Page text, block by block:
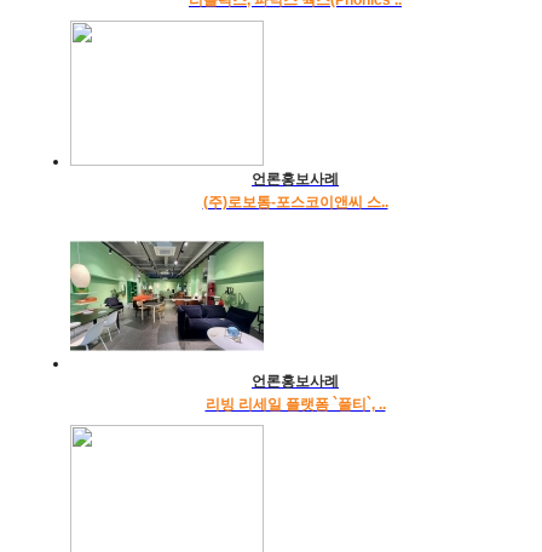
언론홍보사례
(주)로보톰-포스코이앤씨 스..
언론홍보사례
리빙 리세일 플랫폼 `풀티`, ..